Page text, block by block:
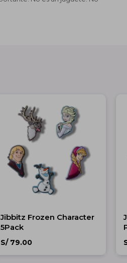
Jibbitz Frozen Character
5Pack
S/ 79.00